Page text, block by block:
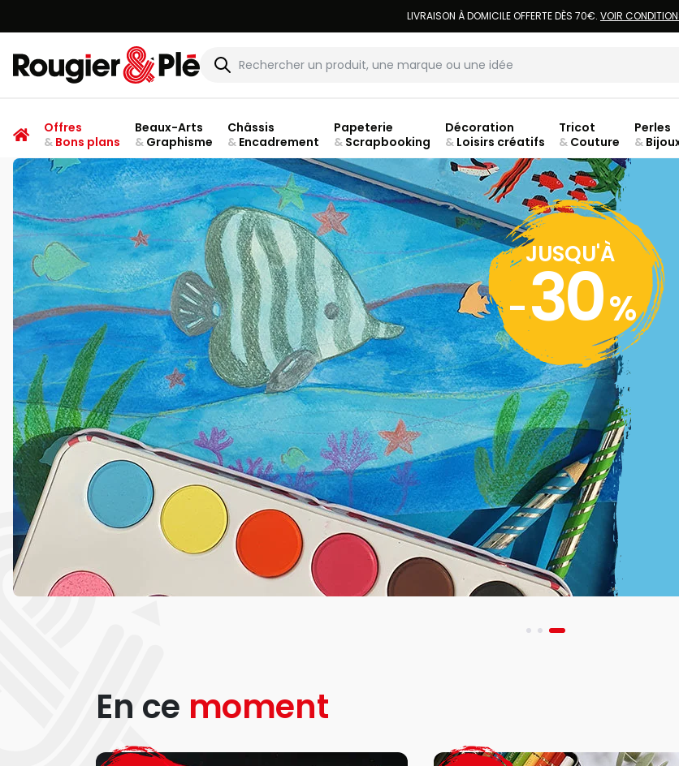
LIVRAISON À DOMICILE OFFERTE DÈS 70€. VOIR
Rougier & Plé
Offres
&Bons plans
Beaux-Arts
&Graphisme
Châssis
&Encadrement
Papeterie
&Scrapbooking
Décoration
&Loisirs créatifs
Tricot
& Couture
Perles
&
JUSQU'À
-30%
En ce moment